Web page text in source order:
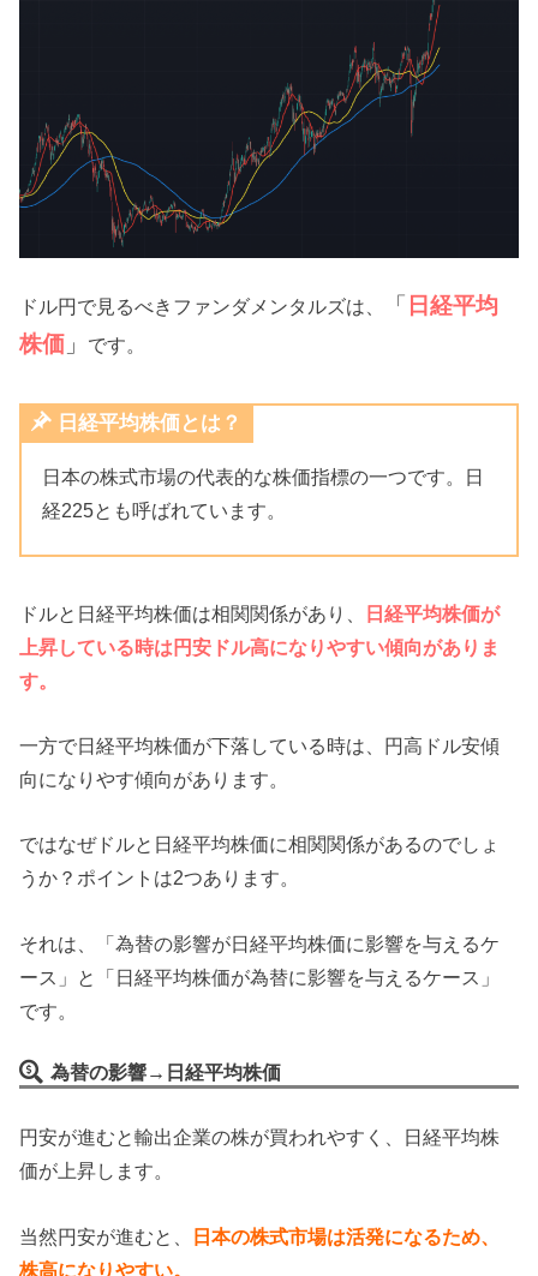
ドル円で見るべきファンダメンタルズは、 「 日経平均
株価 」 です。
日経平均株価とは？
日本の株式市場の代表的な株価指標の一つです。日
経225とも呼ばれています。
ドルと日経平均株価は相関関係があり、
日経平均株価が
上昇している時は円安ドル高になりやすい傾向がありま
す。
一方で日経平均株価が下落している時は、円高ドル安傾
向になりやす傾向があります。
ではなぜドルと日経平均株価に相関関係があるのでしょ
うか？ポイントは2つあります。
それは、「為替の影響が日経平均株価に影響を与えるケ
ース」と「日経平均株価が為替に影響を与えるケース」
です。
為替の影響→日経平均株価
円安が進むと輸出企業の株が買われやすく、日経平均株
価が上昇します。
当然円安が進むと、
日本の株式市場は活発になるため、
株高になりやすい。